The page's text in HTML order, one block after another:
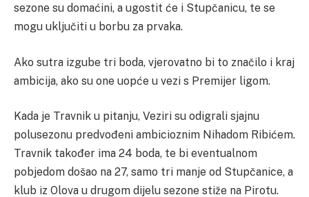
sezone su domaćini, a ugostit će i Stupčanicu, te se
mogu uključiti u borbu za prvaka.
Ako sutra izgube tri boda, vjerovatno bi to značilo i kraj
ambicija, ako su one uopće u vezi s Premijer ligom.
Kada je Travnik u pitanju, Veziri su odigrali sjajnu
polusezonu predvođeni ambicioznim Nihadom Ribićem.
Travnik također ima 24 boda, te bi eventualnom
pobjedom došao na 27, samo tri manje od Stupčanice, a
klub iz Olova u drugom dijelu sezone stiže na Pirotu.